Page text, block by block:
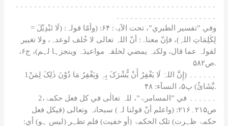
= وفي ”تفسیر الطبري”، تحت الآیۃ: ۶۴: (وأمّا قولہ: (لَا تَبْدِیْلَ
لِکَلِمَاتِ اللہِ)، فإنّ معناہ: أنّ اللہ تعالی لا خُلف لوعدہ، ولا تغییر
لقولہ عما قال، ولکنہ یمضي لخلقہ مواعیدَہ وینجزہا لہم)، ج۶،
ص۵۸۲.
1۔۔۔۔۔۔ (إِنَّ اللہَ لَا یَغْفِرُ أَنْ یُّشْرَکَ بِہٖ وَیَغْفِرُ مَا دُوْنَ ذٰلِکَ لِمَنْ
یَّشَائُ) پ۵، النسآء: ۴۸.
2۔۔۔۔۔۔ في ”المسامرۃ”، للہ تعالٰی في کل فعل حکمۃ،
ص۲۱۵۔۲۱۶: (واعلم أنّ قولنا لہ) سبحانہ وتعالی (فيکل فعل
حکمۃ ظہرت) تلک الحکمۃ (أو خفیت) فلم تظہر (لیس ہو) أي: